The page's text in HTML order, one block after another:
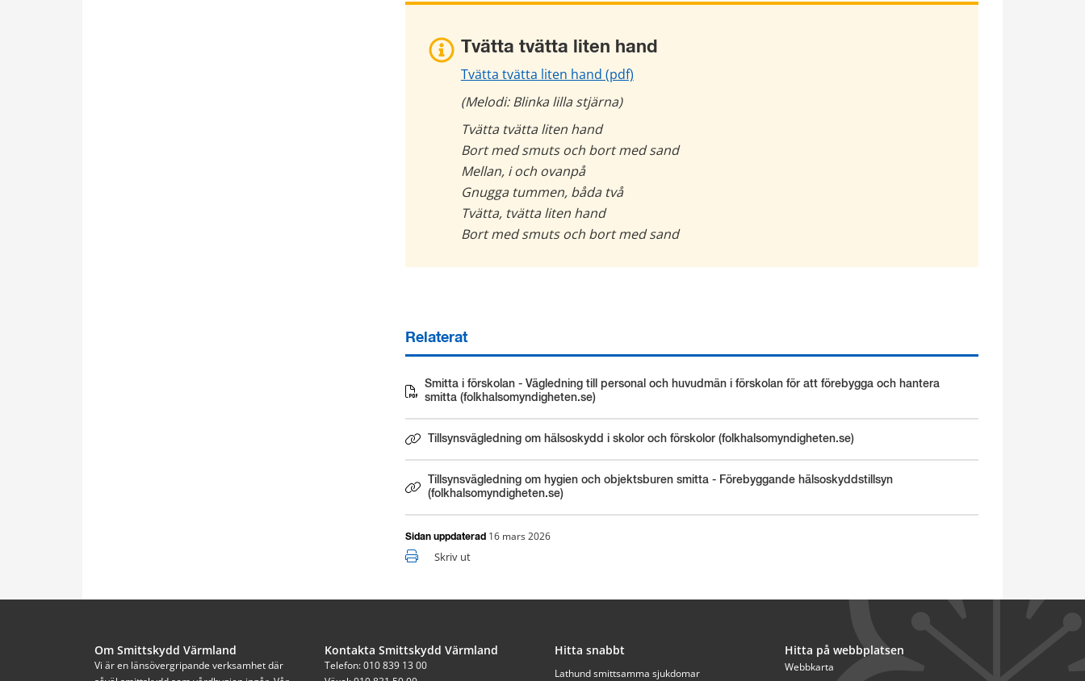
Tvätta tvätta liten hand
Tvätta tvätta liten hand (pdf)pdf, 191 kB.
(Melodi: Blinka lilla stjärna)
Tvätta tvätta liten hand
Bort med smuts och bort med sand
Mellan, i och ovanpå
Gnugga tummen, båda två
Tvätta, tvätta liten hand
Bort med smuts och bort med sand
Relaterat
Smitta i förskolan - Vägledning till personal och huvudmän i förskolan för att förebygga och hantera
smitta (folkhalsomyndigheten.se)
Länk till annan webbplats.
Tillsynsvägledning om hälsoskydd i skolor och förskolor (folkhalsomyndigheten.se)
Länk till annan webbplats.
Tillsynsvägledning om hygien och objektsburen smitta - Förebyggande hälsoskyddstillsyn
(folkhalsomyndigheten.se)
Länk till annan webbplats.
Sidan uppdaterad 16 mars 2026
Skriv ut
Om Smittskydd Värmland
Vi är en länsövergripande verksamhet där
Kontakta Smittskydd Värmland
Telefon: 010 839 13 00
Hitta snabbt
Lathund smittsamma sjukdomar
Hitta på webbplatsen
Webbkarta